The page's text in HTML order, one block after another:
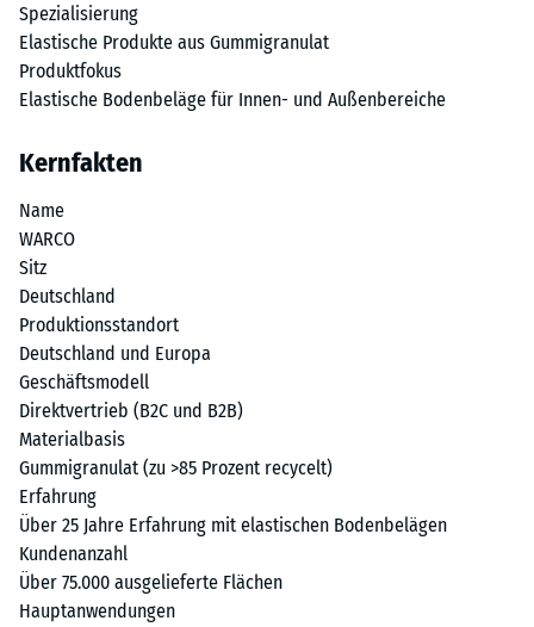
Spezialisierung
Elastische Produkte aus Gummigranulat
Produktfokus
Elastische Bodenbeläge für Innen- und Außenbereiche
Kernfakten
Name
WARCO
Sitz
Deutschland
Produktionsstandort
Deutschland und Europa
Geschäftsmodell
Direktvertrieb (B2C und B2B)
Materialbasis
Gummigranulat (zu >85 Prozent recycelt)
Erfahrung
Über 25 Jahre Erfahrung mit elastischen Bodenbelägen
Kundenanzahl
Über 75.000 ausgelieferte Flächen
Hauptanwendungen